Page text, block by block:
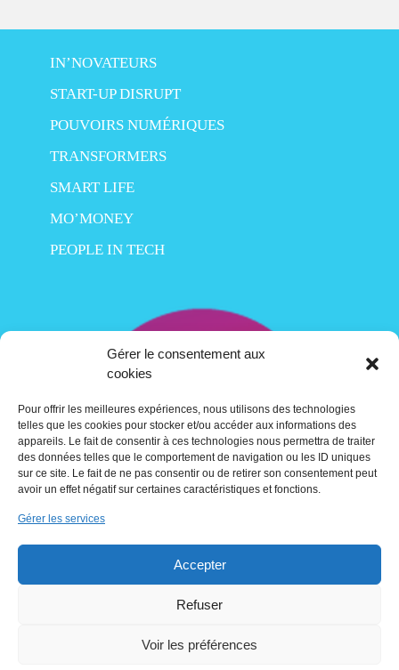
Gérer le consentement aux
cookies
Pour offrir les meilleures expériences, nous utilisons des technologies
telles que les cookies pour stocker et/ou accéder aux informations des
appareils. Le fait de consentir à ces technologies nous permettra de traiter
des données telles que le comportement de navigation ou les ID uniques
sur ce site. Le fait de ne pas consentir ou de retirer son consentement peut
avoir un effet négatif sur certaines caractéristiques et fonctions.
Gérer les services
Accepter
Refuser
Voir les préférences
IN’NOVATEURS
START-UP DISRUPT
POUVOIRS NUMÉRIQUES
TRANSFORMERS
SMART LIFE
MO’MONEY
PEOPLE IN TECH
Crédits